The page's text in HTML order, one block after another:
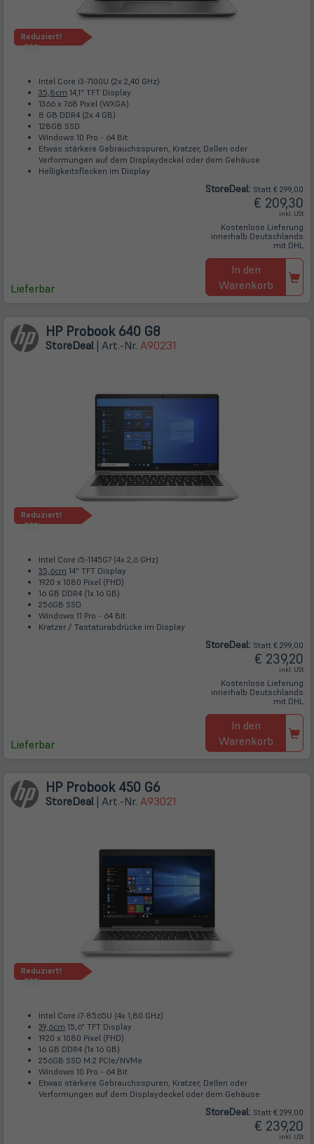
Reduziert!
-30%
Intel Core i3-7100U (2x 2,40 GHz)
35,8cm 14,1" TFT Display
1366 x 768 Pixel (WXGA)
8 GB DDR4 (2x 4 GB)
128GB SSD
Windows 10 Pro - 64 Bit
Etwas stärkere Gebrauchsspuren, Kratzer, Dellen oder
Verformungen auf dem Displaydeckel oder dem Gehäuse
Helligkeitsflecken im Display
Lieferbar
StoreDeal: Statt € 299,00
€ 209,30
inkl. USt
Kostenlose Lieferung
innerhalb Deutschlands
mit DHL
In den
Warenkorb
HP Probook 640 G8
StoreDeal | Art.-Nr. A90231
Reduziert!
-20%
Intel Core i5-1145G7 (4x 2,6 GHz)
35,6cm 14" TFT Display
1920 x 1080 Pixel (FHD)
16 GB DDR4 (1x 16 GB)
256GB SSD
Windows 11 Pro - 64 Bit
Kratzer / Tastaturabdrücke im Display
Lieferbar
StoreDeal: Statt € 299,00
€ 239,20
inkl. USt
Kostenlose Lieferung
innerhalb Deutschlands
mit DHL
In den
Warenkorb
HP Probook 450 G6
StoreDeal | Art.-Nr. A93021
Reduziert!
-20%
Intel Core i7-8565U (4x 1,80 GHz)
39,6cm 15,6" TFT Display
1920 x 1080 Pixel (FHD)
16 GB DDR4 (1x 16 GB)
256GB SSD M.2 PCIe/NVMe
Windows 10 Pro - 64 Bit
Etwas stärkere Gebrauchsspuren, Kratzer, Dellen oder
Verformungen auf dem Displaydeckel oder dem Gehäuse
StoreDeal: Statt € 299,00
€ 239,20
inkl. USt